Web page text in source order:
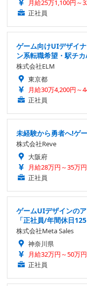
月給25万1,100円～
正社員
ゲーム向けUIデザイ
ン系転職希望・駅チ
株式会社ELM
東京都
月給30万4,200円～
正社員
未経験から勇者へ!ゲ
株式会社Reve
大阪府
月給28万円～35万円
正社員
ゲームUIデザインの
「正社員/年間休日
株式会社Meta Sales
神奈川県
月給32万円～50万円
正社員